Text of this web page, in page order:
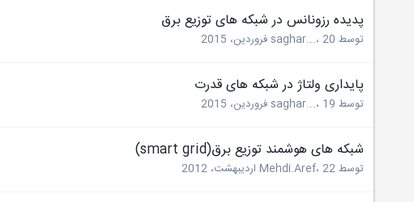
پدیده رزونانس در شبکه های توزیع برق
توسط saghar...،20 فروردین، 2015
پایداری ولتاژ در شبکه های قدرت
توسط saghar...، 19 فروردین، 2015
شبكه های هوشمند توزیع برق(smart grid)
توسط Mehdi.Aref،22 اردیبهشت، 2012